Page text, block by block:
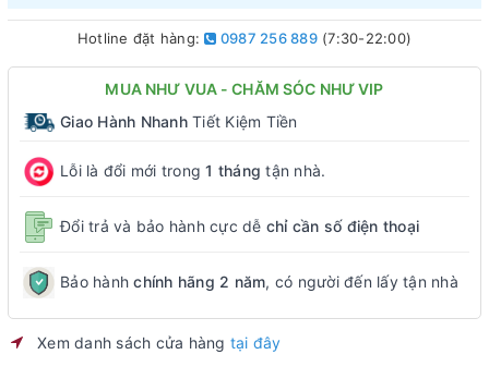
Hotline đặt hàng: 0987 256 889(7:30-22:00)
MUA NHƯ VUA - CHĂM SÓC NHƯ VIP
Giao Hành NhanhTiết Kiệm Tiền
Lỗi là đổi mới trong1 tháng tận nhà.
Đổi trả và bảo hành cực dễ chỉ cần số điện thoại
Bảo hànhchính hãng 2 năm, có người đến lấy tận nhà
Xem danh sách cửa hàng tại đây